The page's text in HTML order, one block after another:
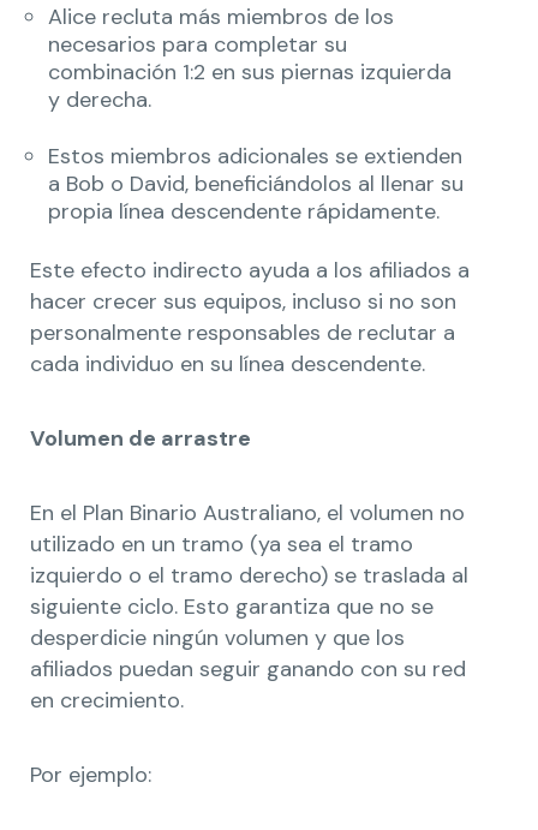
Alice recluta más miembros de los
necesarios para completar su
combinación 1:2 en sus piernas izquierda
y derecha.
Estos miembros adicionales se extienden
a Bob o David, beneficiándolos al llenar su
propia línea descendente rápidamente.
Este efecto indirecto ayuda a los afiliados a
hacer crecer sus equipos, incluso si no son
personalmente responsables de reclutar a
cada individuo en su línea descendente.
Volumen de arrastre
En el Plan Binario Australiano, el volumen no
utilizado en un tramo (ya sea el tramo
izquierdo o el tramo derecho) se traslada al
siguiente ciclo. Esto garantiza que no se
desperdicie ningún volumen y que los
afiliados puedan seguir ganando con su red
en crecimiento.
Por ejemplo: